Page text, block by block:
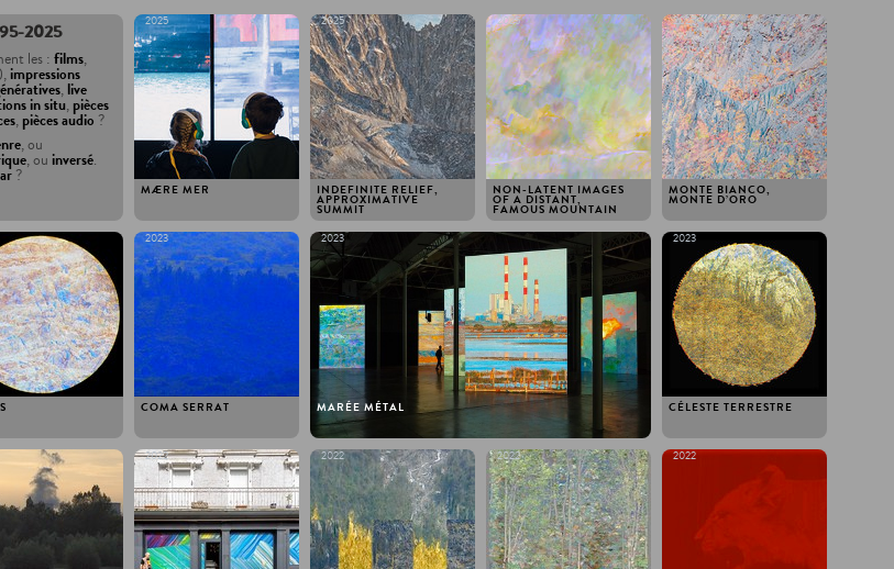
2025
les : films,
impressions
, live
in situ, pièces
, pièces audio ?
, ou
, ou inversé.
?
MÆRE MER
2025
INDEFINITE RELIEF,
APPROXIMATIVE
SUMMIT
2025
NON-LATENT IMAGES
OF A DISTANT,
FAMOUS MOUNTAIN
2025
MONTE BIANCO,
MONTE D’ORO
2025
COMA SERRAT
2023
MARÉE MÉTAL
2023
CÉLESTE TERRESTRE
2023
2022 2022 2022 2022